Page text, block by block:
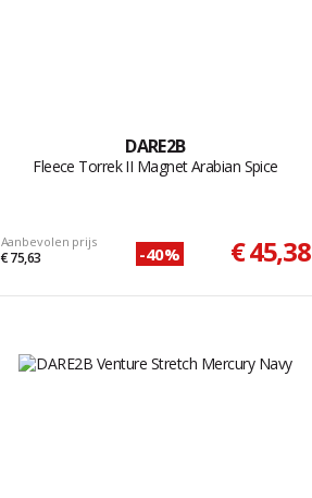
DARE2B
Fleece Torrek II Magnet Arabian Spice
Aanbevolen prijs
€ 75,63 -40% € 45,38